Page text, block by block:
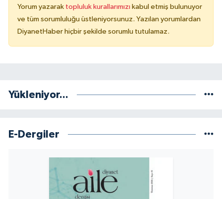
Yorum yazarak topluluk kurallarımızı kabul etmiş bulunuyor
ve tüm sorumluluğu üstleniyorsunuz. Yazılan yorumlardan
DiyanetHaber hiçbir şekilde sorumlu tutulamaz.
Yükleniyor...
E-Dergiler
Sakarya Müftülüğü
Samsun Müftülüğü
Şanlıurfa Müftülüğü
Şırnak Müftülüğü
Tekirdağ Müftülüğü